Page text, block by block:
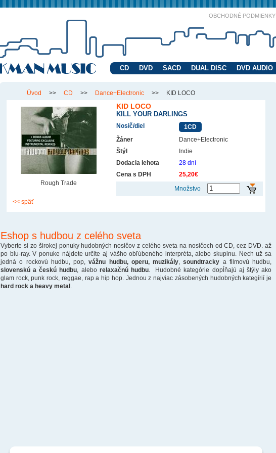
OBCHODNÉ PODMIENKY
CD DVD SACD DUAL DISC DVD AUDIO
Úvod >> CD >> Dance+Electronic >> KID LOCO
Rough Trade
KID LOCO
KILL YOUR DARLINGS
Nosič/diel
1CD
Žáner
Dance+Electronic
Štýl
Indie
Dodacia lehota
28 dní
Cena s DPH
25,20€
Množstvo
<< späť
Eshop s hudbou z celého sveta
Vyberte si zo širokej ponuky hudobných nosičov z celého sveta na nosičoch od CD, cez DVD. až
po blu-ray. V ponuke nájdete určite aj vášho obľúbeného interpréta, alebo skupinu. Nech už sa
jedná o rockovú hudbu, pop,vážnu hudbu, operu, muzikály ,soundtracky a filmovú hudbu,
slovenskú a českú hudbu , alebo relaxačnú hudbu. Hudobné kategórie dopĺňajú aj štýly ako
glam rock, punk rock, reggae, rap a hip hop. Jednou z najviac zásobených hudobných kategírií je
hard rock a heavy metal